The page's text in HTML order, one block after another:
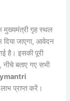
मुख्यमंत्री गृह स्थल
दिया जाएगा, आवेदन
है। इसकी पूरी
बताए गए सभी
प्राप्त करें।